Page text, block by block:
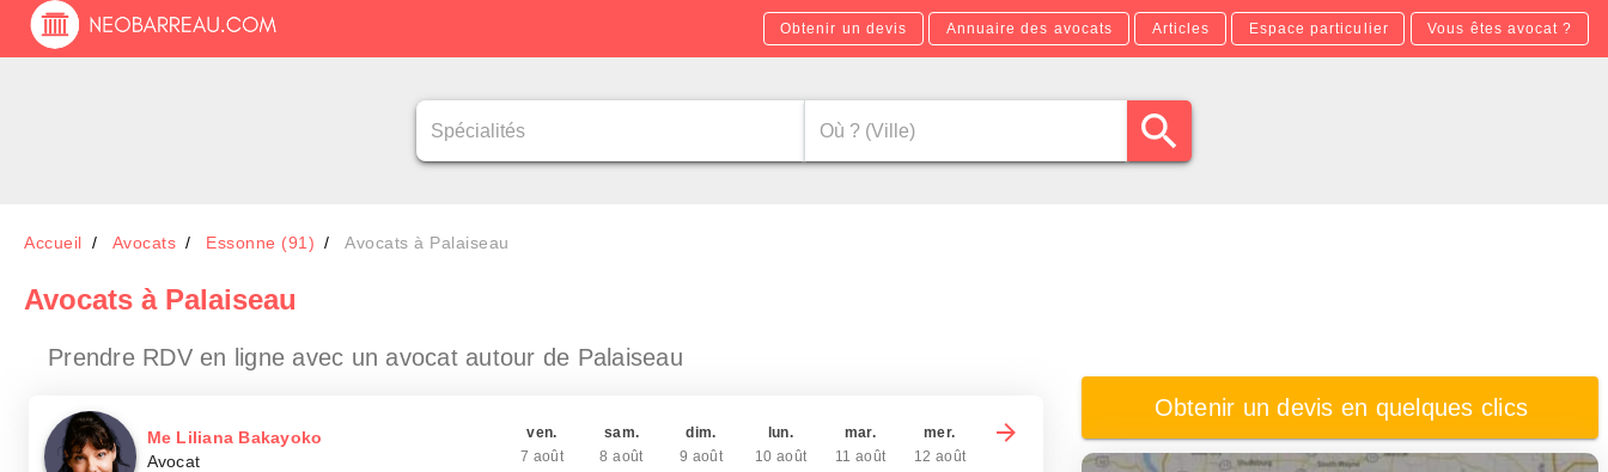
Obtenir un devis Annuaire des avocats Articles Espace particulier Vous êtes avocat ?
Accueil Avocats Essonne (91) Avocats à Palaiseau
Avocats à Palaiseau
Prendre RDV en ligne avec un avocat autour de Palaiseau
Me Liliana Bakayoko
Avocat
ven.
7 août
sam.
8 août
dim.
9 août
lun.
10 août
mar.
11 août
mer.
12 août
Obtenir un devis en quelques clics